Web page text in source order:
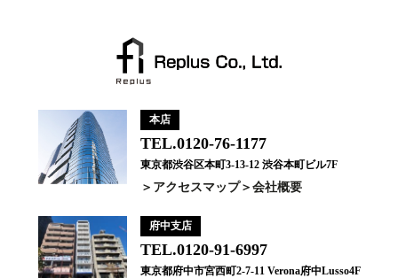
本店
TEL.0120-76-1177
東京都渋谷区本町3-13-12 渋谷本町ビル7F
アクセスマップ 会社概要
府中支店
TEL.0120-91-6997
東京都府中市宮西町2-7-11 Verona府中Lusso4F